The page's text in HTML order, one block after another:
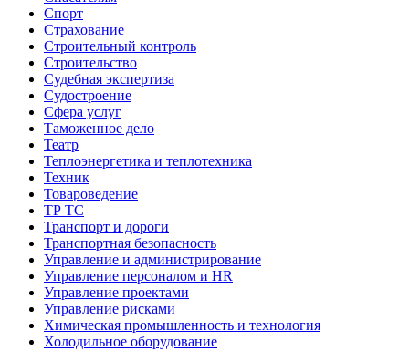
Спорт
Страхование
Строительный контроль
Строительство
Судебная экспертиза
Судостроение
Сфера услуг
Таможенное дело
Театр
Теплоэнергетика и теплотехника
Техник
Товароведение
ТР ТС
Транспорт и дороги
Транспортная безопасность
Управление и администрирование
Управление персоналом и HR
Управление проектами
Управление рисками
Химическая промышленность и технология
Холодильное оборудование